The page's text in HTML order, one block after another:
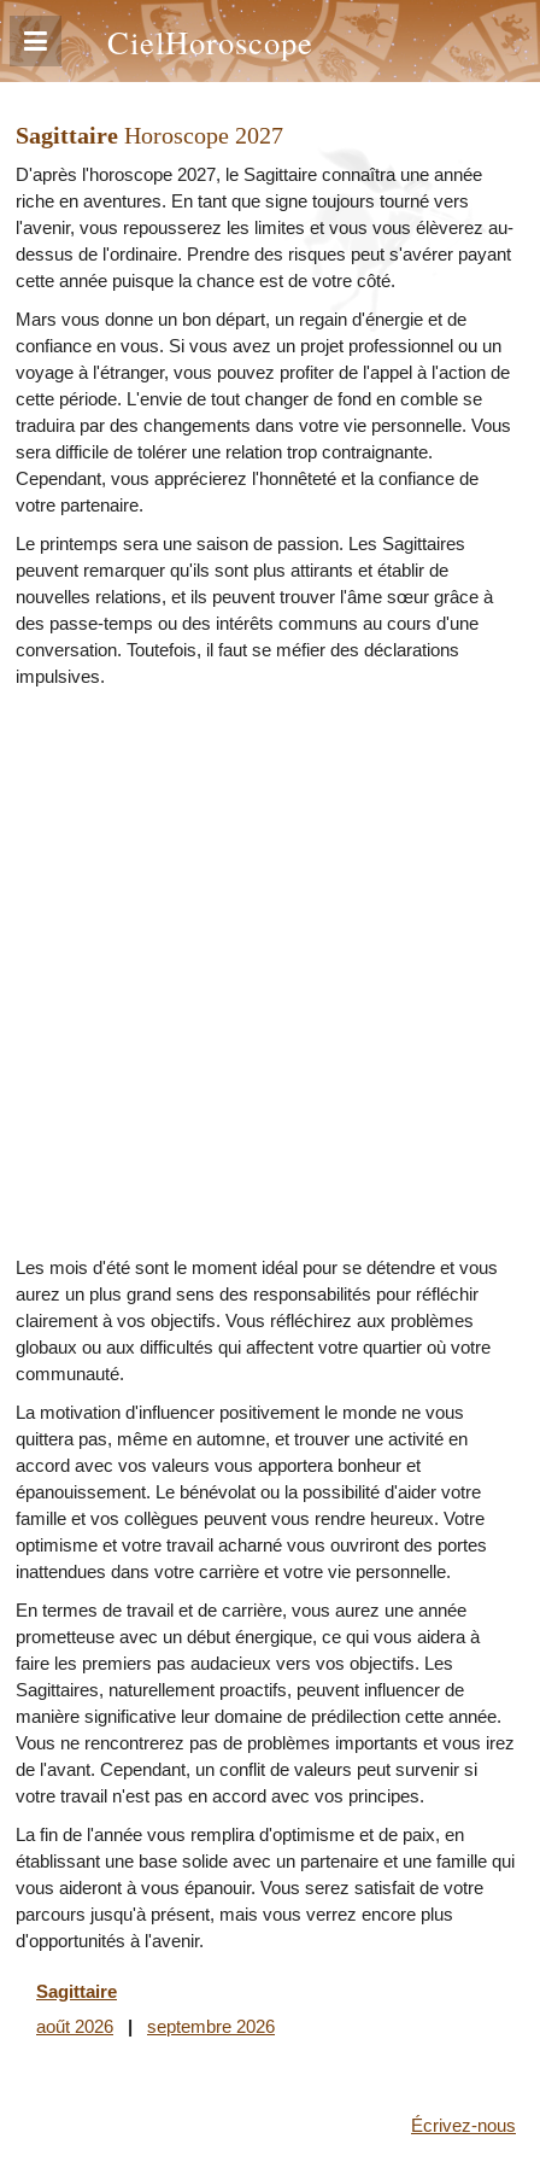
CielHoroscope
Sagittaire Horoscope 2027
D'après l'horoscope 2027, le Sagittaire connaîtra une année
riche en aventures. En tant que signe toujours tourné vers
l'avenir, vous repousserez les limites et vous vous élèverez au-
dessus de l'ordinaire. Prendre des risques peut s'avérer payant
cette année puisque la chance est de votre côté.
Mars vous donne un bon départ, un regain d'énergie et de
confiance en vous. Si vous avez un projet professionnel ou un
voyage à l'étranger, vous pouvez profiter de l'appel à l'action de
cette période. L'envie de tout changer de fond en comble se
traduira par des changements dans votre vie personnelle. Vous
sera difficile de tolérer une relation trop contraignante.
Cependant, vous apprécierez l'honnêteté et la confiance de
votre partenaire.
Le printemps sera une saison de passion. Les Sagittaires
peuvent remarquer qu'ils sont plus attirants et établir de
nouvelles relations, et ils peuvent trouver l'âme sœur grâce à
des passe-temps ou des intérêts communs au cours d'une
conversation. Toutefois, il faut se méfier des déclarations
impulsives.
Les mois d'été sont le moment idéal pour se détendre et vous
aurez un plus grand sens des responsabilités pour réfléchir
clairement à vos objectifs. Vous réfléchirez aux problèmes
globaux ou aux difficultés qui affectent votre quartier où votre
communauté.
La motivation d'influencer positivement le monde ne vous
quittera pas, même en automne, et trouver une activité en
accord avec vos valeurs vous apportera bonheur et
épanouissement. Le bénévolat ou la possibilité d'aider votre
famille et vos collègues peuvent vous rendre heureux. Votre
optimisme et votre travail acharné vous ouvriront des portes
inattendues dans votre carrière et votre vie personnelle.
En termes de travail et de carrière, vous aurez une année
prometteuse avec un début énergique, ce qui vous aidera à
faire les premiers pas audacieux vers vos objectifs. Les
Sagittaires, naturellement proactifs, peuvent influencer de
manière significative leur domaine de prédilection cette année.
Vous ne rencontrerez pas de problèmes importants et vous irez
de l'avant. Cependant, un conflit de valeurs peut survenir si
votre travail n'est pas en accord avec vos principes.
La fin de l'année vous remplira d'optimisme et de paix, en
établissant une base solide avec un partenaire et une famille qui
vous aideront à vous épanouir. Vous serez satisfait de votre
parcours jusqu'à présent, mais vous verrez encore plus
d'opportunités à l'avenir.
Sagittaire
aoűt 2026 | septembre 2026
Écrivez-nous